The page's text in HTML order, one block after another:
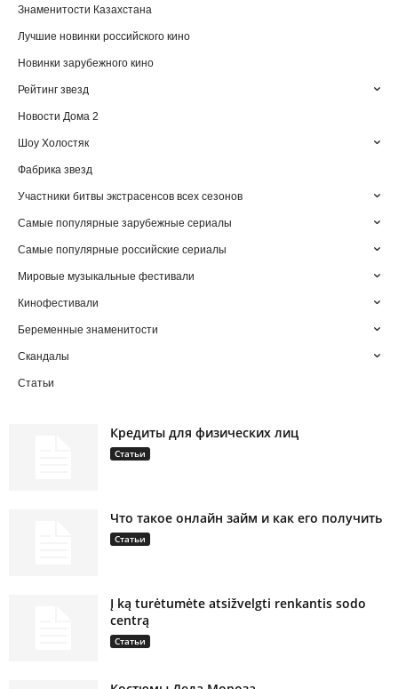
Знаменитости Казахстана
Лучшие новинки российского кино
Новинки зарубежного кино
Рейтинг звезд
Новости Дома 2
Шоу Холостяк
Фабрика звезд
Участники битвы экстрасенсов всех сезонов
Самые популярные зарубежные сериалы
Самые популярные российские сериалы
Мировые музыкальные фестивали
Кинофестивали
Беременные знаменитости
Скандалы
Статьи
Кредиты для физических лиц
Статьи
Что такое онлайн займ и как его получить
Статьи
Į ką turėtumėte atsižvelgti renkantis sodo
centrą
Статьи